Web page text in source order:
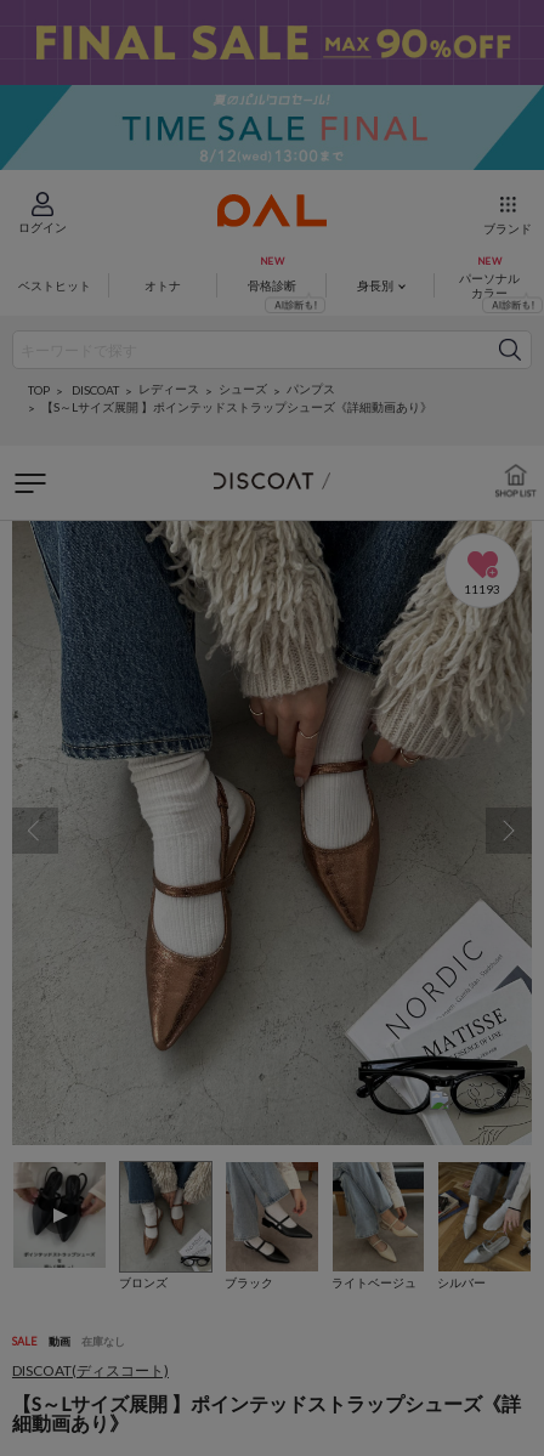
ログイン ブランド
ベストヒット オトナ 骨格診断 身長別
パーソナル
カラー
TOP DISCOAT レディース シューズ
パンプス
【S～Lサイズ展開 】ポインテッドストラップシューズ《詳細動画あり》
11193
ブロンズ ブラック ライトベージュ シルバー
SALE 動画 在庫なし
DISCOAT(ディスコート)
【S～Lサイズ展開 】ポインテッドストラップシューズ《詳
細動画あり》